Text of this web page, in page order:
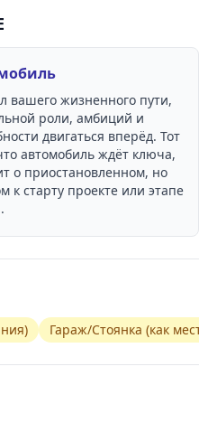
вашего жизненного пути,
роли, амбиций и
двигаться вперёд. Тот
автомобиль ждёт ключа,
о приостановленном, но
к старту проекте или этапе
Гараж/Стоянка (как